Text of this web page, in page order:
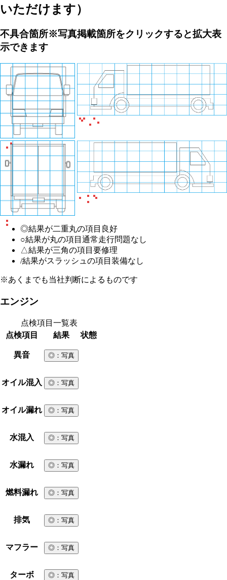
いただけます）
不具合箇所※写真掲載箇所をクリックすると拡大表
示できます
◎結果が二重丸の項目 良好
○結果が丸の項目 通常走行問題なし
△結果が三角の項目 要修理
/結果がスラッシュの項目 装備なし
※あくまでも当社判断によるものです
エンジン
点検項目一覧表
点検項目
結果 状態
異音 ◎ ：写真
オイル混入 ◎ ：写真
オイル漏れ ◎ ：写真
水混入 ◎ ：写真
水漏れ ◎ ：写真
燃料漏れ ◎ ：写真
排気 ◎ ：写真
マフラー ◎ ：写真
ターボ ◎ ：写真